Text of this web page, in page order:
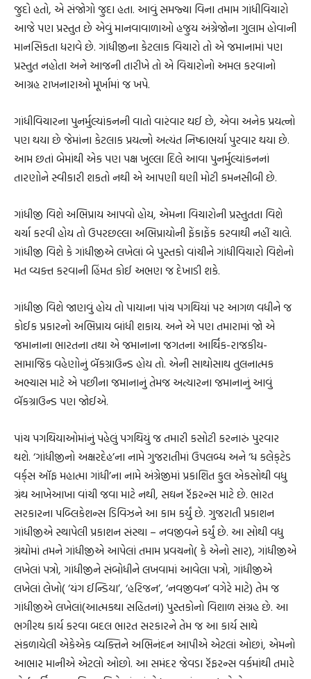
જુદો હતો, એ સંજોગો જુદા હતા. આવું સમજ્યા વિના તમામ ગાંધીવિચારો
આજે પણ પ્રસ્તુત છે એવું માનવાવાળાઓ હજુય અંગ્રેજોના ગુલામ હોવાની
માનસિકતા ધરાવે છે. ગાંધીજીના કેટલાક વિચારો તો એ જમાનામાં પણ
પ્રસ્તુત નહોતા અને આજની તારીખે તો એ વિચારોનો અમલ કરવાનો
આગ્રહ રાખનારાઓ મૂર્ખામાં જ ખપે.
ગાંધીવિચારના પુનર્મુલ્યાંકનની વાતો વારંવાર થઈ છે, એવા અનેક પ્રયત્નો
પણ થયા છે જેમાંના કેટલાક પ્રયત્નો અત્યંત નિષ્ઠાભર્યા પુરવાર થયા છે.
આમ છતાં બેમાંથી એક પણ પક્ષ ખુલ્લા દિલે આવા પુનર્મુલ્યાંકનનાં
તારણોને સ્વીકારી શકતો નથી એ આપણી ઘણી મોટી કમનસીબી છે.
ગાંધીજી વિશે અભિપ્રાય આપવો હોય, એમના વિચારોની પ્રસ્તુતતા વિશે
ચર્ચા કરવી હોય તો ઉપરછલ્લા અભિપ્રાયોની ફેંકાફેંક કરવાથી નહીં ચાલે.
ગાંધીજી વિશે કે ગાંધીજીએ લખેલાં બે પુસ્તકો વાંચીને ગાંધીવિચારો વિશેનો
મત વ્યક્ત કરવાની હિંમત કોઈ અભણ જ દેખાડી શકે.
ગાંધીજી વિશે જાણવું હોય તો પાયાના પાંચ પગથિયાં પર આગળ વધીને જ
કોઈક પ્રકારનો અભિપ્રાય બાંધી શકાય. અને એ પણ તમારામાં જો એ
જમાનાના ભારતના તથા એ જમાનાના જગતના આર્થિક-રાજકીય-
સામાજિક વહેણોનું બૅકગ્રાઉન્ડ હોય તો. એની સાથોસાથ તુલનાત્મક
અભ્યાસ માટે એ પછીના જમાનાનું તેમજ અત્યારના જમાનાનું આવું
બૅકગ્રાઉન્ડ પણ જોઈએ.
પાંચ પગથિયાઓમાંનું પહેલું પગથિયું જ તમારી કસોટી કરનારું પુરવાર
થશે. ‘ગાંધીજીનો અક્ષરદેહ’ના નામે ગુજરાતીમાં ઉપલબ્ધ અને ‘ધ કલેક્‌ટેડ
વર્ક્‌સ ઑફ મહાત્મા ગાંધી’ના નામે અંગ્રેજીમાં પ્રકાશિત કુલ એકસોથી વધુ
ગ્રંથ આખેઆખા વાંચી જવા માટે નથી, સઘન રૅફરન્સ માટે છે. ભારત
સરકારના પબ્લિકેશન્સ ડિવિઝને આ કામ કર્યું છે. ગુજરાતી પ્રકાશન
ગાંધીજીએ સ્થાપેલી પ્રકાશન સંસ્થા – નવજીવને કર્યું છે. આ સોથી વધુ
ગ્રંથોમાં તમને ગાંધીજીએ આપેલાં તમામ પ્રવચનો( કે એનો સાર), ગાંધીજીએ
લખેલાં પત્રો, ગાંધીજીને સંબોધીને લખવામાં આવેલા પત્રો, ગાંધીજીએ
લખેલાં લેખો( ‘યંગ ઈન્ડિયા’, ‘હરિજન’, ‘નવજીવન’ વગેરે માટે) તેમ જ
ગાંધીજીએ લખેલાં(આત્મકથા સહિતનાં) પુસ્તકોનો વિશાળ સંગ્રહ છે. આ
ભગીરથ કાર્ય કરવા બદલ ભારત સરકારને તેમ જ આ કાર્ય સાથે
સંકળાયેલી એકેએક વ્યક્તિને અભિનંદન આપીએ એટલાં ઓછાં, એમનો
આભાર માનીએ એટલો ઓછો. આ સમંદર જેવડા રૅફરન્સ વર્કમાંથી તમારે